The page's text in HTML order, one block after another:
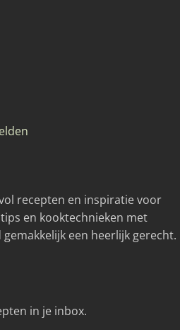
recepten en inspiratie voor
en kooktechnieken met
een heerlijk gerecht.
in je inbox.